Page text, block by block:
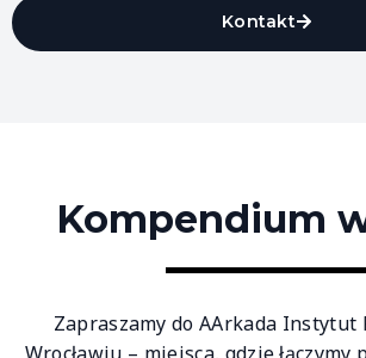
Kontakt
Kompendium
Zapraszamy do AArkada Instytut